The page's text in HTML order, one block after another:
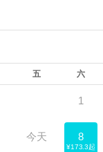
五 六
1
今天 8
¥173.3起